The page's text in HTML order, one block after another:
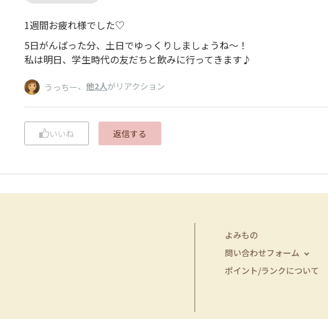
1週間お疲れ様でした♡
5日がんばった分、土日でゆっくりしましょうね～！
私は明日、学生時代の友だちと飲みに行ってきます♪
うっちー、 他2人がリアクション
いいね 返信する
よみもの
問い合わせフォーム
ポイント/ランクについて